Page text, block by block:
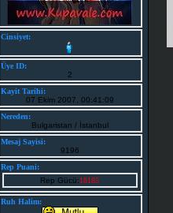
Cinsiyet:
Üye ID:
2
Kayit Tarihi:
07 Ekim 2007, 00:41:09
Nereden:
Bulgaristan / İstanbul
Mesaj Sayisi:
9196
Rep Puani:
Rep Gücü:18185
Ruh Halim: